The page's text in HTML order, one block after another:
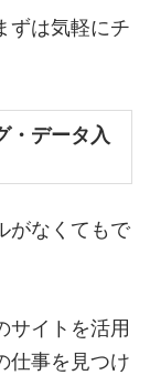
ずは気軽にチ
・データ入
がなくてもで
サイトを活用
仕事を見つけ